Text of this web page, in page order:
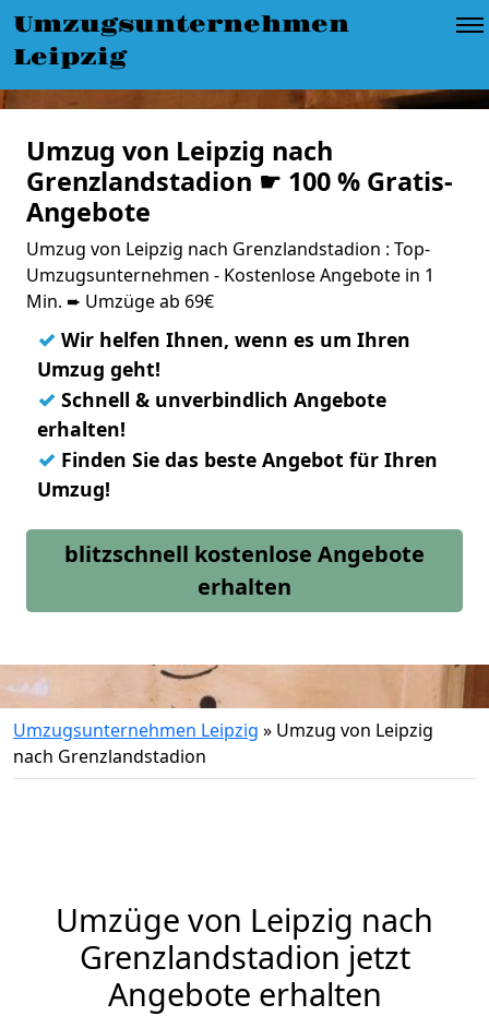
Umzugsunternehmen
Leipzig
Umzug von Leipzig nach
Grenzlandstadion ☛ 100 % Gratis-
Angebote
Umzug von Leipzig nach Grenzlandstadion : Top-
Umzugsunternehmen - Kostenlose Angebote in 1
Min. ➨ Umzüge ab 69€
✓ Wir helfen Ihnen, wenn es um Ihren
Umzug geht!
✓ Schnell & unverbindlich Angebote
erhalten!
✓ Finden Sie das beste Angebot für Ihren
Umzug!
blitzschnell kostenlose Angebote
erhalten
Umzugsunternehmen Leipzig » Umzug von Leipzig
nach Grenzlandstadion
Umzüge von Leipzig nach
Grenzlandstadion jetzt
Angebote erhalten